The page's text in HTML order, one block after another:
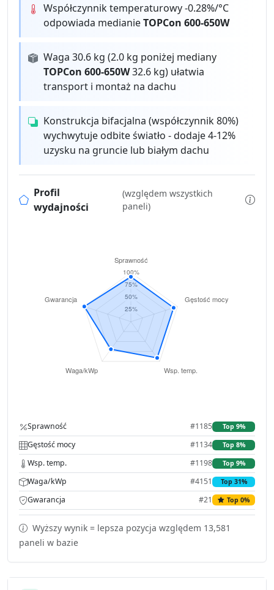
Współczynnik temperaturowy -0.28%/°C
odpowiada medianieTOPCon 600-650W
Waga 30.6 kg (2.0 kg poniżej mediany
TOPCon 600-650W32.6 kg) ułatwia
transport i montaż na dachu
Konstrukcja bifacjalna (współczynnik 80%)
wychwytuje odbite światło - dodaje 4-12%
uzysku na gruncie lub białym dachu
Profil
wydajności
(względem wszystkich
paneli)
Sprawność #1185 Top 9%
Gęstość mocy #1134 Top 8%
Wsp. temp. #1198 Top 9%
Waga/kWp #4151 Top 31%
Gwarancja #21 Top 0%
Wyższy wynik = lepsza pozycja względem 13,581
paneli w bazie